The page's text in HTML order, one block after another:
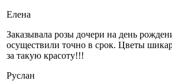
Елена
Заказывала розы дочери на день
осуществили точно в срок. Цветы
за такую красоту!!!
Руслан